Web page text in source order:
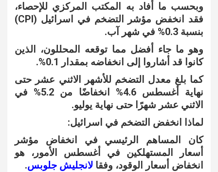
وبحسب ما أفاد به المكتب المركزي للإحصاء،
فقد انخفض مؤشر التضخم في اسرائيل (CPI)
بنسبة 0.3% في شهر آب.
وهو ما جاء أفضل مما توقعه المحللون، الذين
كانوا قد أشاروا إلى انخفاضه بمقدار 0.1%.
كما بلغ معدل التضخم للأشهر الاثني عشر حتى
نهاية أغسطس 4.6% انخفاضًا من 5.2% في
الاثني عشر شهرًا حتى نهاية يوليو.
لماذا انخفض التضخم في اسرائيل:
كان المساهم الرئيسي في انخفاض مؤشر
أسعار المستهلكين في أغسطس الأمور، هو
انخفاض أسعار الوقود، وفقا لانجليش جلوبس.